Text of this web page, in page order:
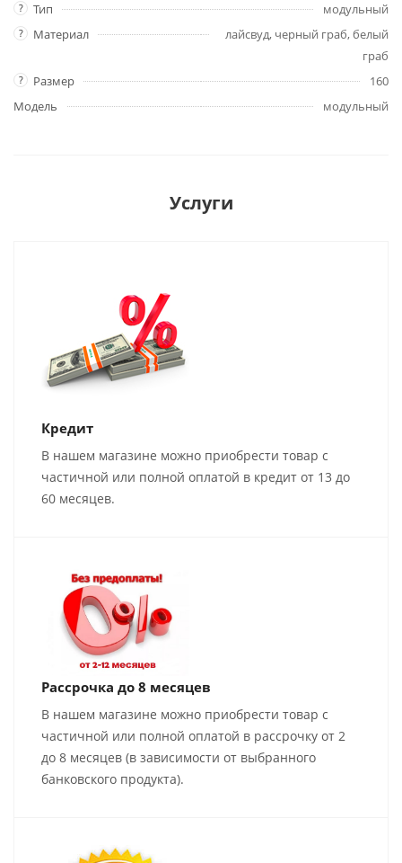
? Тип модульный
? Материал
лайсвуд, черный граб, белый
граб
? Размер
160
Модель
модульный
Услуги
Кредит
В нашем магазине можно приобрести товар с
частичной или полной оплатой в кредит от 13 до
60 месяцев.
Рассрочка до 8 месяцев
В нашем магазине можно приобрести товар с
частичной или полной оплатой в рассрочку от 2
до 8 месяцев (в зависимости от выбранного
банковского продукта).